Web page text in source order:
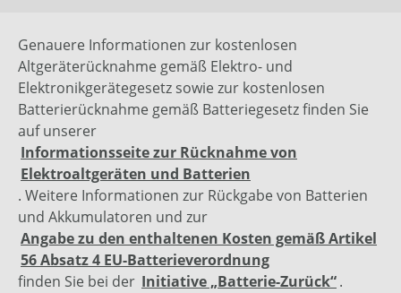
Genauere Informationen zur kostenlosen
Altgeräterücknahme gemäß Elektro- und
Elektronikgerätegesetz sowie zur kostenlosen
Batterierücknahme gemäß Batteriegesetz finden Sie
auf unserer
Informationsseite zur Rücknahme von
Elektroaltgeräten und Batterien
. Weitere Informationen zur Rückgabe von Batterien
und Akkumulatoren und zur
Angabe zu den enthaltenen Kosten gemäß Artikel
56 Absatz 4 EU-Batterieverordnung
finden Sie bei der Initiative „Batterie-Zurück“.